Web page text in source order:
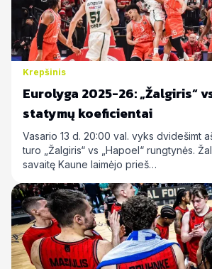
Krepšinis
Eurolyga 2025-26: „Žalgiris“
statymų koeficientai
Vasario 13 d. 20:00 val. vyks dvidešimt
turo „Žalgiris“ vs „Hapoel“ rungtynės.
savaitę Kaune laimėjo prieš…